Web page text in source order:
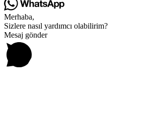
Merhaba,
Sizlere nasıl yardımcı olabilirim?
Mesaj gönder